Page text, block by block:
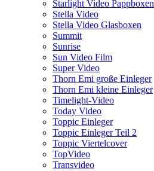
Starlight Video Pappboxen
Stella Video
Stella Video Glasboxen
Summit
Sunrise
Sun Video Film
Super Video
Thorn Emi große Einleger
Thorn Emi kleine Einleger
Timelight-Video
Today Video
Toppic Einleger
Toppic Einleger Teil 2
Toppic Viertelcover
TopVideo
Transvideo